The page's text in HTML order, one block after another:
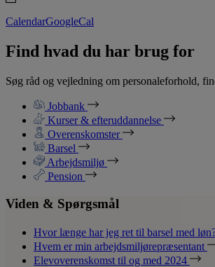
CalendarGoogleCal
Find hvad du har brug for
Søg råd og vejledning om personaleforhold,
Jobbank
Kurser & efteruddannelse
Overenskomster
Barsel
Arbejdsmiljø
Pension
Viden & Spørgsmål
Hvor længe har jeg ret til barsel med
Hvem er min arbejdsmiljørepræsentant
Elevoverenskomst til og med 2024